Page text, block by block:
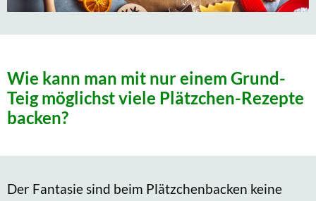
Wie kann man mit nur einem Grund-
Teig möglichst viele Plätzchen-Rezepte
backen?
Der Fantasie sind beim Plätzchenbacken keine